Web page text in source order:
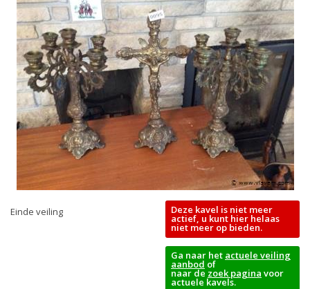
Einde veiling Deze kavel is niet meer
actief, u kunt hier helaas
niet meer op bieden.
Ga naar het actuele veiling
aanbod of
naar de zoek pagina voor
actuele kavels.